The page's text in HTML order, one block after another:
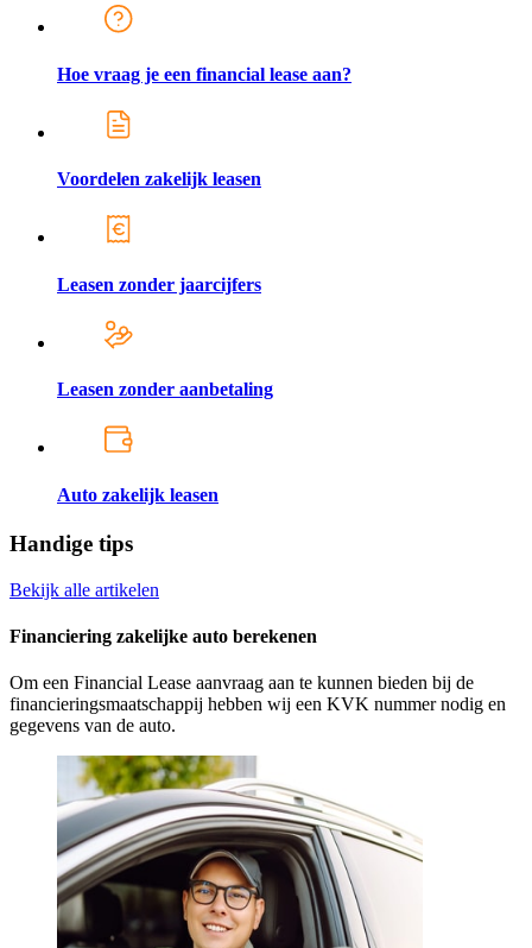
Hoe vraag je een financial lease aan?
Voordelen zakelijk leasen
Leasen zonder jaarcijfers
Leasen zonder aanbetaling
Auto zakelijk leasen
Handige tips
Bekijk alle artikelen
Financiering zakelijke auto berekenen
Om een Financial Lease aanvraag aan te kunnen bieden bij de
financieringsmaatschappij hebben wij een KVK nummer nodig en
gegevens van de auto.